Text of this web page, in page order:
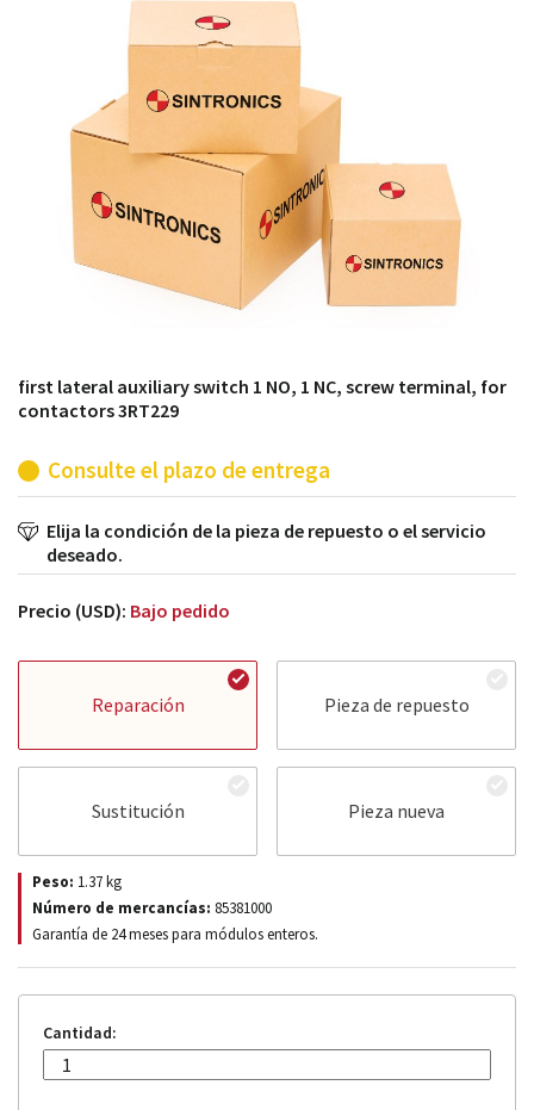
módulos antiguos a un alto nivel técnico o sustitución
de módulos descontinuados por módulos del propio
first lateral auxiliary switch 1 NO, 1 NC, screw terminal, for
contactors 3RT229
Consulte el plazo de entrega
Elija la condición de la pieza de repuesto o el servicio
deseado.
Precio (USD): Bajo pedido
Reparación Pieza de repuesto
Sustitución Pieza nueva
Peso: 1.37kg
Número de mercancías: 85381000
Garantía de 24 meses para módulos enteros.
Cantidad: